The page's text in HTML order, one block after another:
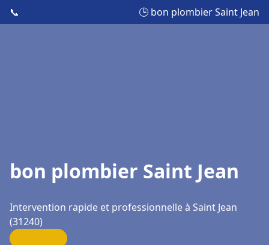
📞 🕒 bon plombier Saint Jean
bon plombier Saint Jean
Intervention rapide et professionnelle à Saint Jean
(31240)